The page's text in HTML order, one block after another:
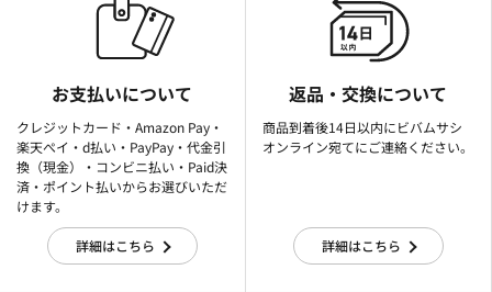
お支払いについて
クレジットカード・Amazon Pay・
楽天ぺイ・d払い・PayPay・代金引
換（現金）・コンビニ払い・Paid決
済・ポイント払いからお選びいただ
けます。
詳細はこちら
返品・交換について
商品到着後14日以内にビバムサシ
オンライン宛てにご連絡ください。
詳細はこちら